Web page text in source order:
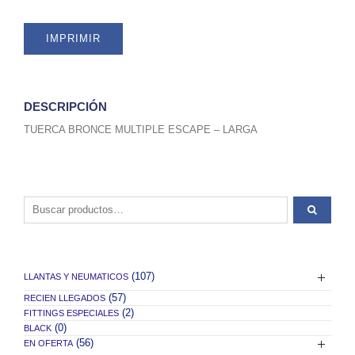
IMPRIMIR
DESCRIPCIÓN
TUERCA BRONCE MULTIPLE ESCAPE – LARGA
Buscar por:
LLANTAS Y NEUMATICOS (107)
RECIEN LLEGADOS (57)
FITTINGS ESPECIALES (2)
BLACK (0)
EN OFERTA (56)